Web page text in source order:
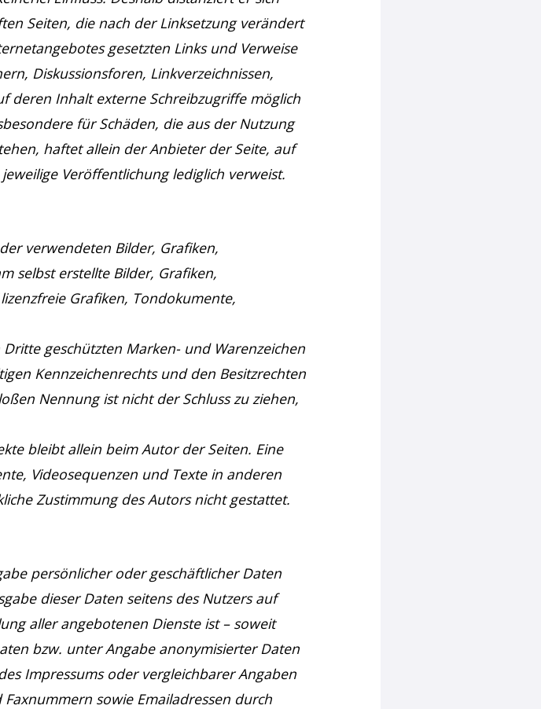
Seiten, die nach der Linksetzung verändert
gesetzten Links und Verweise
Diskussionsforen, Linkverzeichnissen,
deren Inhalt externe Schreibzugriffe möglich
für Schäden, die aus der Nutzung
haftet allein der Anbieter der Seite, auf
Veröffentlichung lediglich verweist.
verwendeten Bilder, Grafiken,
selbst erstellte Bilder, Grafiken,
Grafiken, Tondokumente,
geschützten Marken- und Warenzeichen
Kennzeichenrechts und den Besitzrechten
Nennung ist nicht der Schluss zu ziehen,
bleibt allein beim Autor der Seiten. Eine
Videosequenzen und Texte in anderen
Zustimmung des Autors nicht gestattet.
persönlicher oder geschäftlicher Daten
dieser Daten seitens des Nutzers auf
aller angebotenen Dienste ist – soweit
bzw. unter Angabe anonymisierter Daten
Impressums oder vergleichbarer Angaben
sowie Emailadressen durch